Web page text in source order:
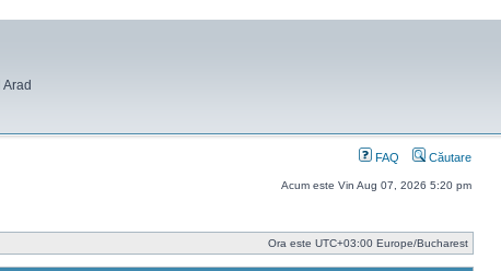
FAQ Căutare
Acum este Vin Aug 07, 2026 5:20 pm
Ora este UTC+03:00 Europe/Bucharest